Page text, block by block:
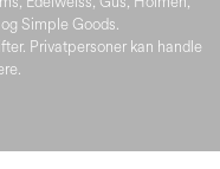
Simple Goods.
Privatpersoner kan handle